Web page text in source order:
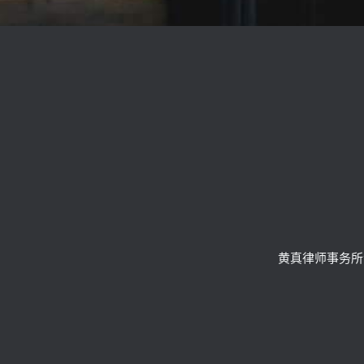
黄真律师事务